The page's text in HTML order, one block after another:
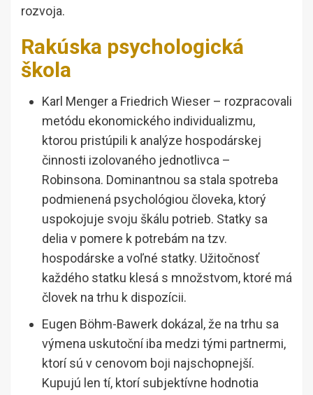
rozvoja.
Rakúska psychologická
škola
Karl Menger a Friedrich Wieser – rozpracovali
metódu ekonomického individualizmu,
ktorou pristúpili k analýze hospodárskej
činnosti izolovaného jednotlivca –
Robinsona. Dominantnou sa stala spotreba
podmienená psychológiou človeka, ktorý
uspokojuje svoju škálu potrieb. Statky sa
delia v pomere k potrebám na tzv.
hospodárske a voľné statky. Užitočnosť
každého statku klesá s množstvom, ktoré má
človek na trhu k dispozícii.
Eugen Böhm-Bawerk dokázal, že na trhu sa
výmena uskutoční iba medzi tými partnermi,
ktorí sú v cenovom boji najschopnejší.
Kupujú len tí, ktorí subjektívne hodnotia